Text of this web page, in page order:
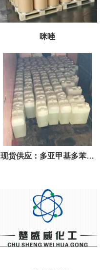
咪唑
现货供应：多亚甲基多苯基